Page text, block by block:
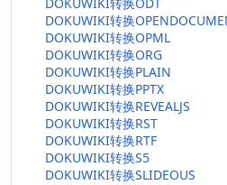
DOKUWIKI转换
DOKUWIKI转换OPML
DOKUWIKI转换ORG
DOKUWIKI转换PLAIN
DOKUWIKI转换PPTX
DOKUWIKI转换REVEALJS
DOKUWIKI转换RST
DOKUWIKI转换RTF
DOKUWIKI转换S5
DOKUWIKI转换SLIDEOUS